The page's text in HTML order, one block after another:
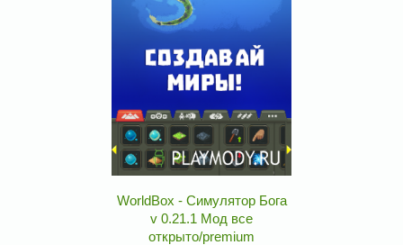
WorldBox - Симулятор Бога
v 0.21.1 Мод все
открыто/premium